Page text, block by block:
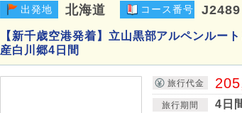
出発地 北海道 コース番号 J2489
【新千歳空港発着】立山黒部アルペンルー
産白川郷4日間
旅行代金
旅行期間 4日